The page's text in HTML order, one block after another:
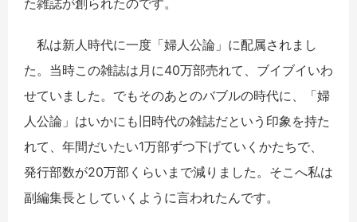
た雑誌が創られたのです。
私は新人時代に一度「婦人公論」に配属されまし
た。当時この雑誌は月に40万部売れて、ブイブイいわ
せていました。でもそのあとのバブルの時代に、「婦
人公論」はいかにも旧時代の雑誌だという印象を持た
れて、年間だいたい1万部ずつ下げていくかたちで、
発行部数が20万部くらいまで減りました。そこへ私は
副編集長としていくように言われたんです。